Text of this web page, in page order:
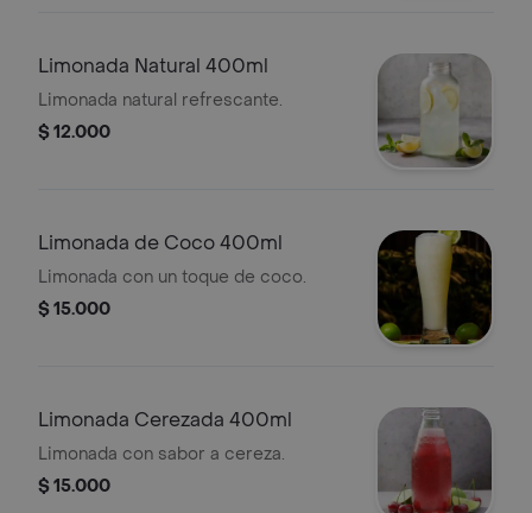
Limonada Natural 400ml
Limonada natural refrescante.
$ 12.000
Limonada de Coco 400ml
Limonada con un toque de coco.
$ 15.000
Limonada Cerezada 400ml
Limonada con sabor a cereza.
$ 15.000